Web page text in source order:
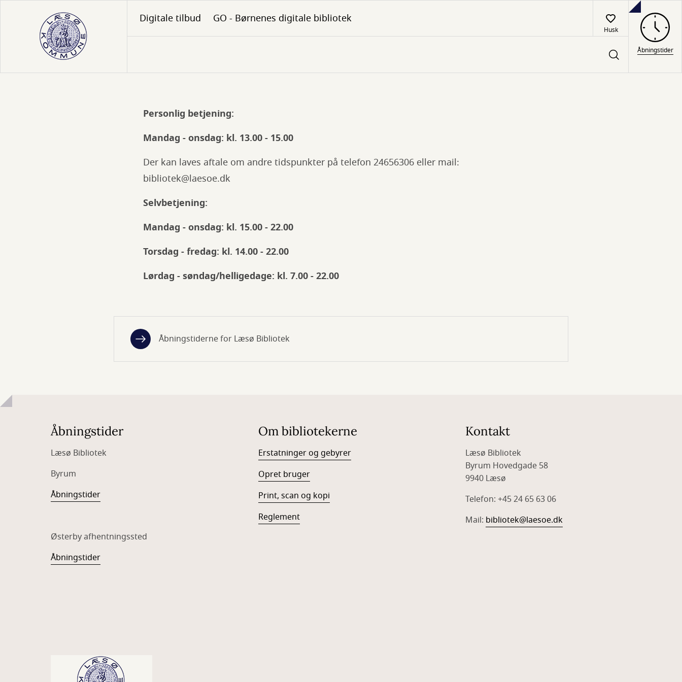
hovedindhold
Digitale tilbud GO - Børnenes digitale bibliotek
Husk
Åbningstider
Personlig betjening:
Mandag - onsdag: kl. 13.00 - 15.00
Der kan laves aftale om andre tidspunkter på telefon 24656306 eller mail:
bibliotek@laesoe.dk
Selvbetjening:
Mandag - onsdag: kl. 15.00 - 22.00
Torsdag - fredag: kl. 14.00 - 22.00
Lørdag - søndag/helligedage: kl. 7.00 - 22.00
Åbningstiderne for Læsø Bibliotek
Åbningstider
Læsø Bibliotek
Byrum
Åbningstider
Østerby afhentningssted
Åbningstider
Om bibliotekerne
Erstatninger og gebyrer
Opret bruger
Print, scan og kopi
Reglement
Kontakt
Læsø Bibliotek
Byrum Hovedgade 58
9940 Læsø
Telefon: +45 24 65 63 06
Mail: bibliotek@laesoe.dk